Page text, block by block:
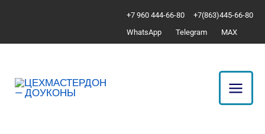
содержимому
+7 960 444-66-80
+7(863)445-66-80
WhatsApp
Telegram MAX
Плавающее
TLDOA1000-